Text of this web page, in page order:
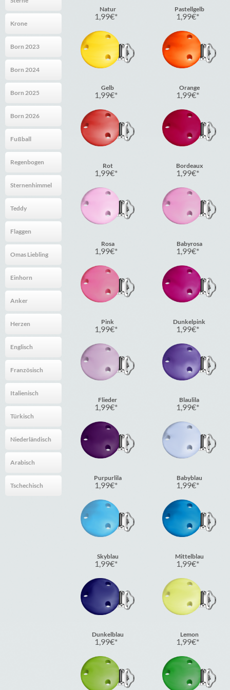
Krone
Born 2023
Born 2024
Born 2025
Born 2026
Fußball
Regenbogen
Sternenhimmel
Teddy
Flaggen
Omas Liebling
Einhorn
Anker
Herzen
Englisch
Französisch
Italienisch
Türkisch
Niederländisch
Arabisch
Tschechisch
Natur
1,99€
Pastellgelb
1,99€
Gelb
1,99€
Orange
1,99€
Rot
1,99€
Bordeaux
1,99€
Rosa
1,99€
Babyrosa
1,99€
Pink
1,99€
Dunkelpink
1,99€
Flieder
1,99€
Blaulila
1,99€
Purpurlila
1,99€
Babyblau
1,99€
Skyblau
1,99€
Mittelblau
1,99€
Dunkelblau
1,99€
Lemon
1,99€